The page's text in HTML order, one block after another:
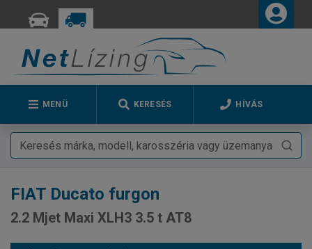
MENÜ KERESÉS HÍVÁS
FIAT Ducato furgon
2.2 Mjet Maxi XLH3 3.5 t AT8